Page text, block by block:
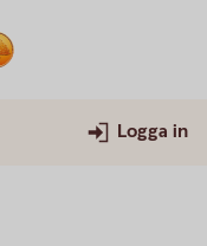
Logga in